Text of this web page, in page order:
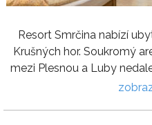
Resort Smrčina nabízí
Krušných hor. Soukromý
mezi Plesnou a Luby